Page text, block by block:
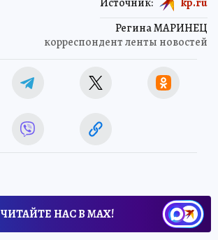
Регина МАРИНЕЦ
корреспондент ленты новостей
ЧИТАЙТЕ НАС В МАХ!